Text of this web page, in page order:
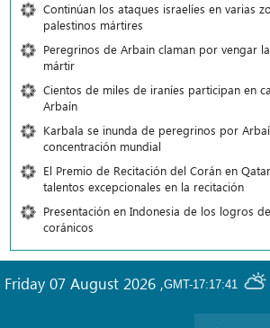
Continúan los ataques israelíes en varias
palestinos mártires
Peregrinos de Arbain claman por vengar
mártir
Cientos de miles de iraníes participan en
Arbaín
Karbala se inunda de peregrinos por
concentración mundial
El Premio de Recitación del Corán en
talentos excepcionales en la recitación
Presentación en Indonesia de los logros
coránicos
GMT-17:17:41
Friday 07 August 2026 ,